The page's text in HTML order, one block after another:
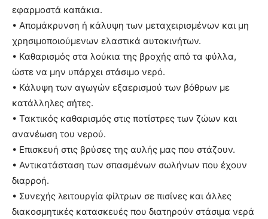
εφαρμοστά καπάκια.
• Απομάκρυνση ή κάλυψη των μεταχειρισμένων και μη
χρησιμοποιούμενων ελαστικά αυτοκινήτων.
• Καθαρισμός στα λούκια της βροχής από τα φύλλα,
ώστε να μην υπάρχει στάσιμο νερό.
• Κάλυψη των αγωγών εξαερισμού των βόθρων με
κατάλληλες σήτες.
• Τακτικός καθαρισμός στις ποτίστρες των ζώων και
ανανέωση του νερού.
• Επισκευή στις βρύσες της αυλής μας που στάζουν.
• Αντικατάσταση των σπασμένων σωλήνων που έχουν
διαρροή.
• Συνεχής λειτουργία φίλτρων σε πισίνες και άλλες
διακοσμητικές κατασκευές που διατηρούν στάσιμα νερά